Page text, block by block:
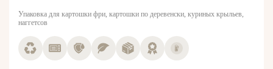
Упаковка для картошки фри, картошки по деревенски, куриных крыльев,
наггетсов